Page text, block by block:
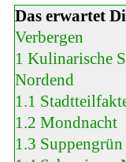
Das erwartet
Verbergen
1 Kulinarische
Nordend
1.1
1.2 Mondnacht
1.3 Suppengrün